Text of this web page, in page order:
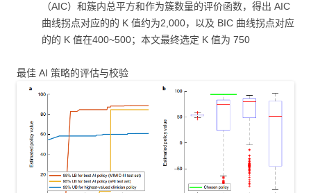
（AIC）和簇内总平方和作为簇数量的评价函数，得出 AIC
曲线拐点对应的的 K 值约为2,000，以及 BIC 曲线拐点对应
的的 K 值在400~500；本文最终选定 K 值为 750
最佳 AI 策略的评估与校验